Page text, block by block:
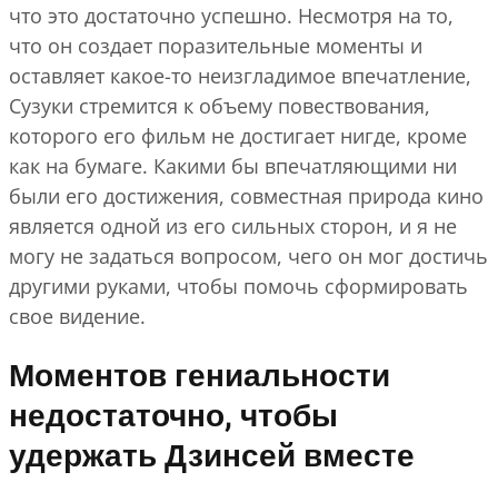
что это достаточно успешно. Несмотря на то,
что он создает поразительные моменты и
оставляет какое-то неизгладимое впечатление,
Сузуки стремится к объему повествования,
которого его фильм не достигает нигде, кроме
как на бумаге. Какими бы впечатляющими ни
были его достижения, совместная природа кино
является одной из его сильных сторон, и я не
могу не задаться вопросом, чего он мог достичь
другими руками, чтобы помочь сформировать
свое видение.
Моментов гениальности
недостаточно, чтобы
удержать Дзинсей вместе